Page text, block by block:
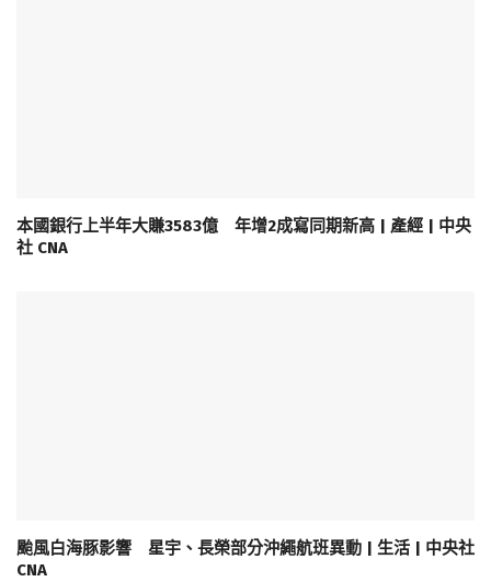
本國銀行上半年大賺3583億 年增2成寫同期新高 | 產經 | 中央
社 CNA
颱風白海豚影響 星宇、長榮部分沖繩航班異動 | 生活 | 中央社
CNA